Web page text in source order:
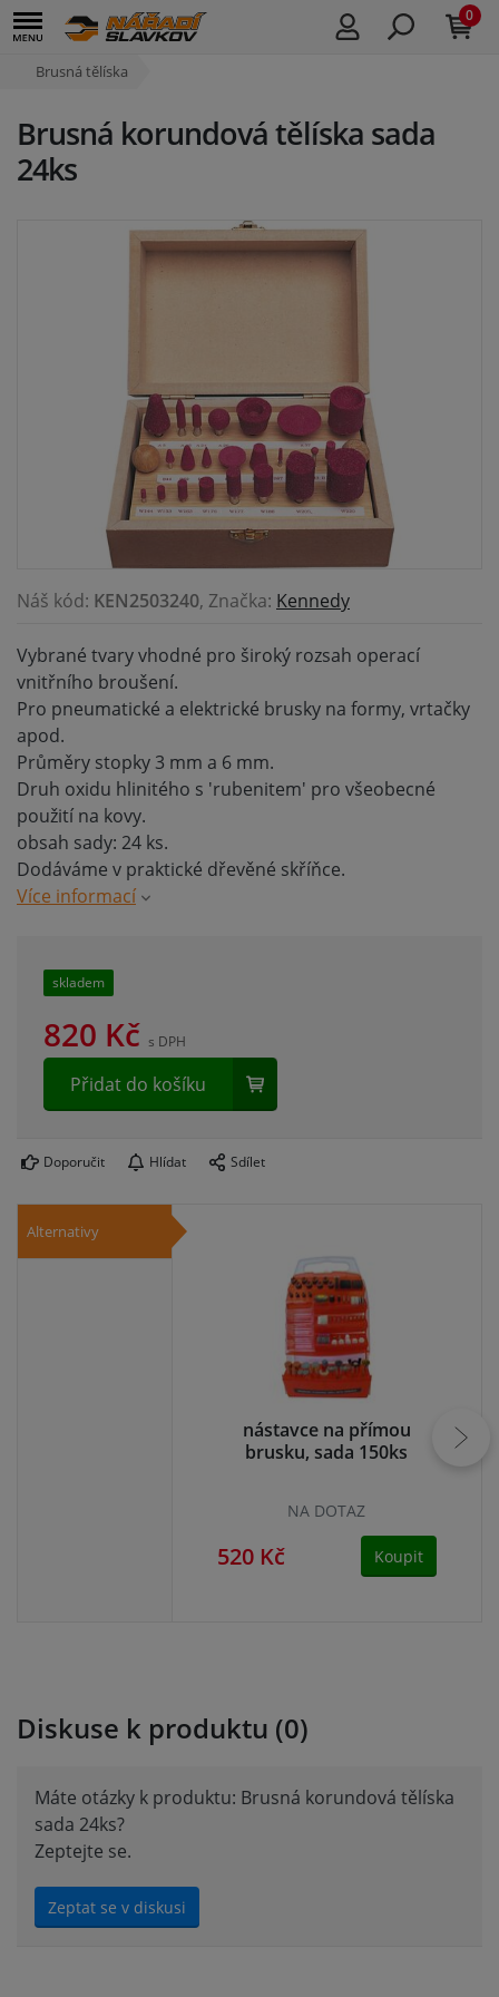
0
Brusná tělíska
Brusná korundová tělíska sada
24ks
Náš kód: KEN2503240, Značka: Kennedy
Vybrané tvary vhodné pro široký rozsah operací
vnitřního broušení.
Pro pneumatické a elektrické brusky na formy, vrtačky
apod.
Průměry stopky 3 mm a 6 mm.
Druh oxidu hlinitého s 'rubenitem' pro všeobecné
použití na kovy.
obsah sady: 24 ks.
Dodáváme v praktické dřevěné skříňce.
Více informací
skladem
820 Kč s DPH
Přidat do košíku
Doporučit Hlídat Sdílet
Alternativy
nástavce na přímou
brusku, sada 150ks
NA DOTAZ
520 Kč Koupit
Diskuse k produktu (0)
Máte otázky k produktu: Brusná korundová tělíska
sada 24ks?
Zeptejte se.
Zeptat se v diskusi